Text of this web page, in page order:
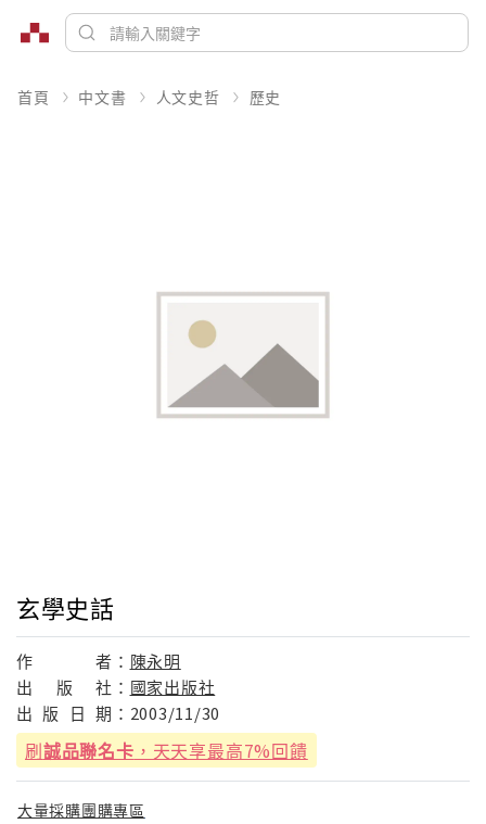
首頁 中文書 人文史哲 歷史
玄學史話
作 者： 陳永明
出
版 社： 國家出版社
出 版 日 期： 2003/11/30
刷誠品聯名卡 ，天天享最高7%回饋
大量採購團購專區